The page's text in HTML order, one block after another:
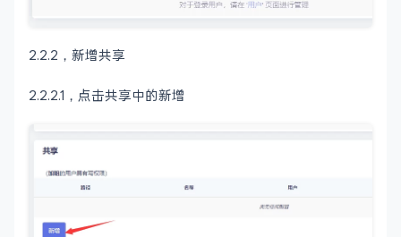
2.2.2，新增共享
2.2.2.1，点击共享中的新增